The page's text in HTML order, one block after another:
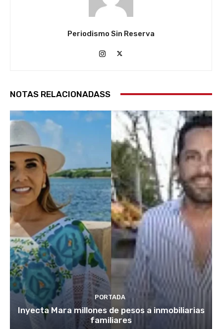
Periodismo Sin Reserva
NOTAS RELACIONADASS
PORTADA
Inyecta Mara millones de pesos a inmobiliarias
familiares